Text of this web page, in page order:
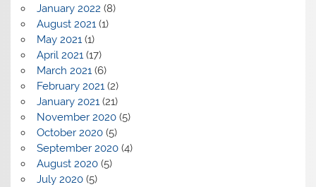
January 2022 (8)
August 2021(1)
May 2021(1)
April 2021(17)
March 2021(6)
February 2021(2)
January 2021(21)
November 2020(5)
October 2020(5)
September 2020(4)
August 2020(5)
July 2020(5)